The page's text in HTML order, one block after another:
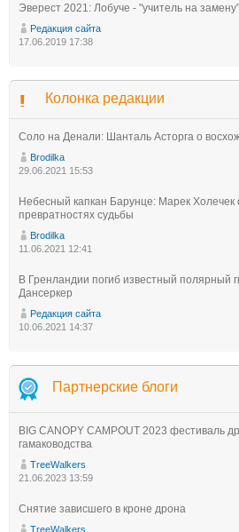
Эверест 2021: Лобуче - "учитель на замену"
Редакция сайта
17.06.2019 17:38
Колонка редакции
Соло на Денали: Шанталь Асторга о
Brodilka
29.06.2021 15:53
Небесный капкан Барунце: Марек
превратностях судьбы
Brodilka
11.06.2021 12:41
В Гренландии погиб известный полярный
Дансеркер
Редакция сайта
10.06.2021 14:37
Партнерские блоги
BIG CANOPY CAMPOUT 2023 фестиваль
гамаководства
TreeWalkers
21.06.2023 13:59
Снятие зависшего в кроне дрона
TreeWalkers